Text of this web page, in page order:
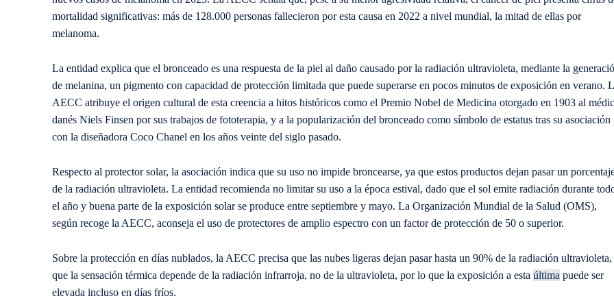
mortalidad significativas: más de 128.000 personas fallecieron por esta causa en 2022 a nivel mundial, la mitad de ellas por
melanoma.
La entidad explica que el bronceado es una respuesta de la piel al daño causado por la radiación ultravioleta, mediante la
de melanina, un pigmento con capacidad de protección limitada que puede superarse en pocos minutos de exposición en verano.
AECC atribuye el origen cultural de esta creencia a hitos históricos como el Premio Nobel de Medicina otorgado en 1903 al
danés Niels Finsen por sus trabajos de fototerapia, y a la popularización del bronceado como símbolo de estatus tras su asociación
con la diseñadora Coco Chanel en los años veinte del siglo pasado.
Respecto al protector solar, la asociación indica que su uso no impide broncearse, ya que estos productos dejan pasar un
de la radiación ultravioleta. La entidad recomienda no limitar su uso a la época estival, dado que el sol emite radiación durante
el año y buena parte de la exposición solar se produce entre septiembre y mayo. La Organización Mundial de la Salud (OMS),
según recoge la AECC, aconseja el uso de protectores de amplio espectro con un factor de protección de 50 o superior.
Sobre la protección en días nublados, la AECC precisa que las nubes ligeras dejan pasar hasta un 90% de la radiación
que la sensación térmica depende de la radiación infrarroja, no de la ultravioleta, por lo que la exposición a esta última puede ser
elevada incluso en días fríos.